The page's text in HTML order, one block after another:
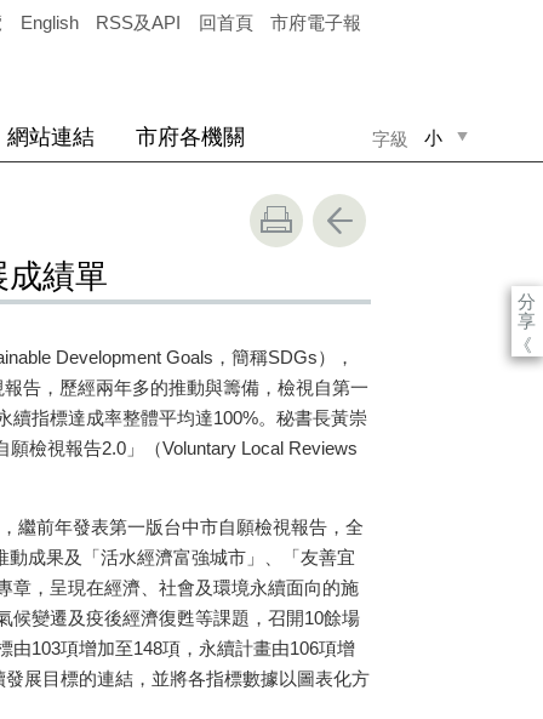
English RSS及API 回首頁 市府電子報
字級 小
網站連結 市府各機關
分
享
《
績單
Development Goals，簡稱SDGs），
告，歷經兩年多的推動與籌備，檢視自第一
續指標達成率整體平均達100%。秘書長黃崇
檢視報告2.0」（Voluntary Local Reviews
繼前年發表第一版台中市自願檢視報告，全
成果及「活水經濟富強城市」、「友善宜
章，呈現在經濟、社會及環境永續面向的施
候變遷及疫後經濟復甦等課題，召開10餘場
103項增加至148項，永續計畫由106項增
展目標的連結，並將各指標數據以圖表化方